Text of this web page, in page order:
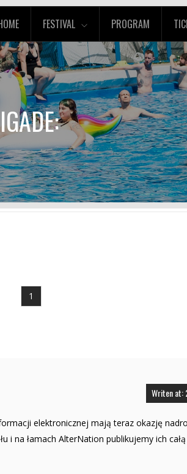
FESTIVAL PROGRAM
1
Writen at:
elektronicznej mają teraz okazję
i na łamach AlterNation publikujemy ich